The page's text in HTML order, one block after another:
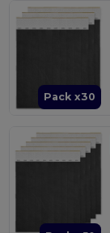
Pack x30